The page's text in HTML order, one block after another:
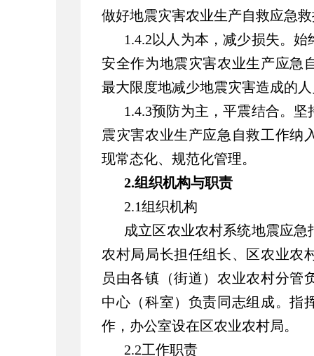
做好地震灾害农业生产自救应急
1.4.2以人为本，减少损失。
安全作为地震灾害农业生产应急
最大限度地减少地震灾害造成的
1.4.3预防为主，平震结合。
震灾害农业生产应急自救工作纳
现常态化、规范化管理。
2.组织机构与职责
2.1组织机构
成立区农业农村系统地震应
农村局局长担任组长、区农业农
员由各镇（街道）农业农村分管
中心（科室）负责同志组成。指
作，办公室设在区农业农村局。
2.2工作职责